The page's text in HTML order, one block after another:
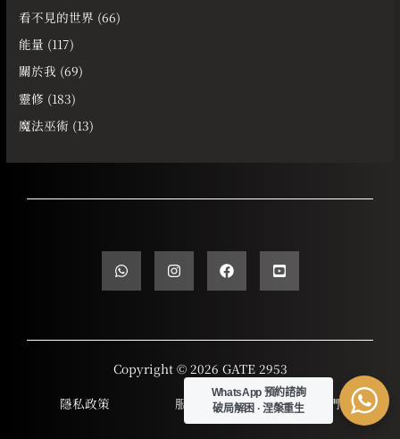
看不見的世界 (66)
能量 (117)
關於我 (69)
靈修 (183)
魔法巫術 (13)
Copyright © 2026 GATE 2953
隱私政策
服務條款 聯繫我們
WhatsApp 預約諮詢
破局解困 · 涅槃重生